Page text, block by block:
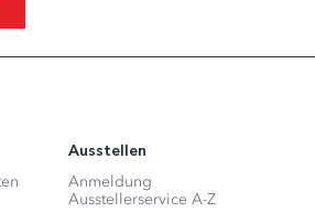
Ausstellen
Anmeldung
Ausstellerservice A-Z